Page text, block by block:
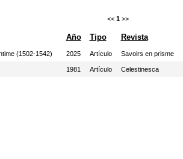
<< 1 >>
Año Tipo Revista
(1502-1542) 2025 Artículo Savoirs en prisme
1981 Artículo Celestinesca